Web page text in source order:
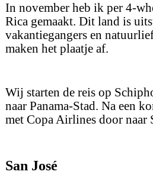
In november heb ik per 4-
Rica gemaakt. Dit land is
vakantiegangers en
maken het plaatje af.
Wij starten de reis op
naar Panama-Stad. Na een
met Copa Airlines door naar
San José